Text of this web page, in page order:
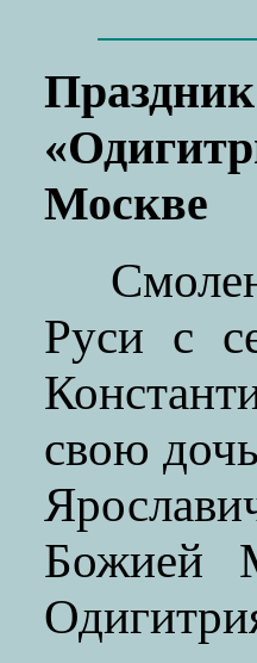
Москве
Руси с
свою
Божией